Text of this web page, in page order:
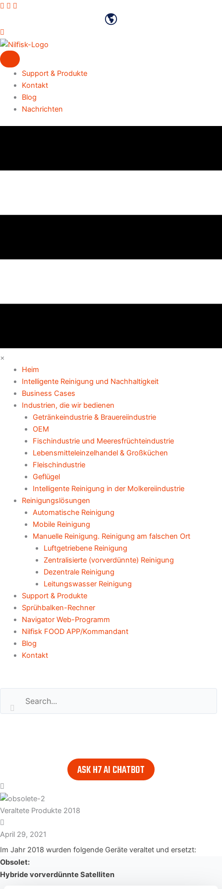
Zum
springen
Vimeo-Profil
Youtube-Kanal
Deutsch
Support & Produkte
Kontakt
Blog
Nachrichten
×
Heim
Intelligente Reinigung und Nachhaltigkeit
Business Cases
Industrien, die wir bedienen
Getränkeindustrie & Brauereiindustrie
OEM
Fischindustrie und Meeresfrüchteindustrie
Lebensmitteleinzelhandel & Großküchen
Fleischindustrie
Geflügel
Intelligente Reinigung in der Molkereiindustrie
Reinigungslösungen
Automatische Reinigung
Mobile Reinigung
Manuelle Reinigung. Reinigung am falschen Ort
Luftgetriebene Reinigung
Zentralisierte (vorverdünnte) Reinigung
Dezentrale Reinigung
Leitungswasser Reinigung
Support & Produkte
Sprühbalken-Rechner
Navigator Web-Programm
Nilfisk FOOD APP/Kommandant
Blog
Kontakt
ASK H7 AI CHATBOT
Veraltete Produkte 2018
April 29, 2021
Im Jahr 2018 wurden folgende Geräte veraltet und ersetzt:
Obsolet:
Hybride vorverdünnte Satelliten